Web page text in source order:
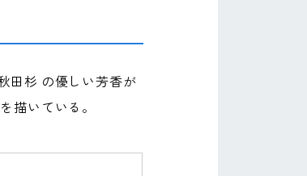
田杉 の優しい芳香が
描いている。